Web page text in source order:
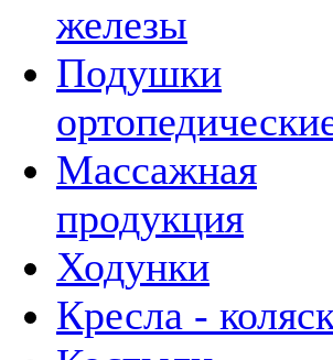
железы
Подушки
Массажная
продукция
Ходунки
Кресла -